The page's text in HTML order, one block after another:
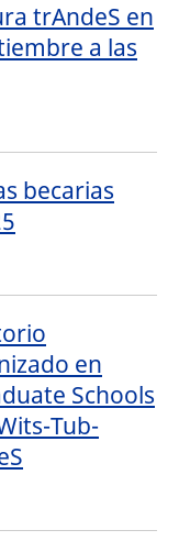
trAndeS en
a las
becarias
en
Schools
Tub-